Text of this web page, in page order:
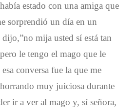
estado con una amiga que
sorprendió un día en un
mija usted sí está tan
le tengo el mago que le
conversa fue la que me
muy juiciosa durante
ir a ver al mago y, sí señora,